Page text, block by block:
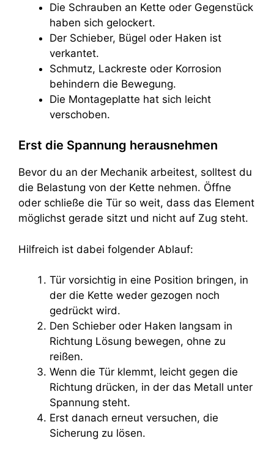
Die Schrauben an Kette oder Gegenstück
haben sich gelockert.
Der Schieber, Bügel oder Haken ist
verkantet.
Schmutz, Lackreste oder Korrosion
behindern die Bewegung.
Die Montageplatte hat sich leicht
verschoben.
Erst die Spannung herausnehmen
Bevor du an der Mechanik arbeitest, solltest du
die Belastung von der Kette nehmen. Öffne
oder schließe die Tür so weit, dass das Element
möglichst gerade sitzt und nicht auf Zug steht.
Hilfreich ist dabei folgender Ablauf:
Tür vorsichtig in eine Position bringen, in
der die Kette weder gezogen noch
gedrückt wird.
Den Schieber oder Haken langsam in
Richtung Lösung bewegen, ohne zu
reißen.
Wenn die Tür klemmt, leicht gegen die
Richtung drücken, in der das Metall unter
Spannung steht.
Erst danach erneut versuchen, die
Sicherung zu lösen.